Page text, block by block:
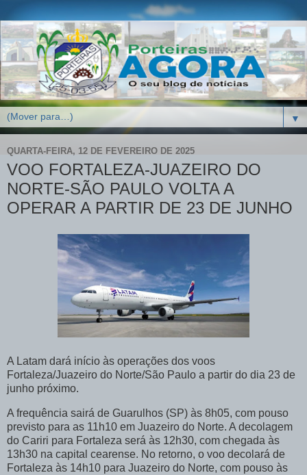
▼
QUARTA-FEIRA, 12 DE FEVEREIRO DE 2025
VOO FORTALEZA-JUAZEIRO DO
NORTE-SÃO PAULO VOLTA A
OPERAR A PARTIR DE 23 DE JUNHO
A Latam dará início às operações dos voos
Fortaleza/Juazeiro do Norte/São Paulo a partir do dia 23 de
junho próximo.
A frequência sairá de Guarulhos (SP) às 8h05, com pouso
previsto para as 11h10 em Juazeiro do Norte. A decolagem
do Cariri para Fortaleza será às 12h30, com chegada às
13h30 na capital cearense. No retorno, o voo decolará de
Fortaleza às 14h10 para Juazeiro do Norte, com pouso às